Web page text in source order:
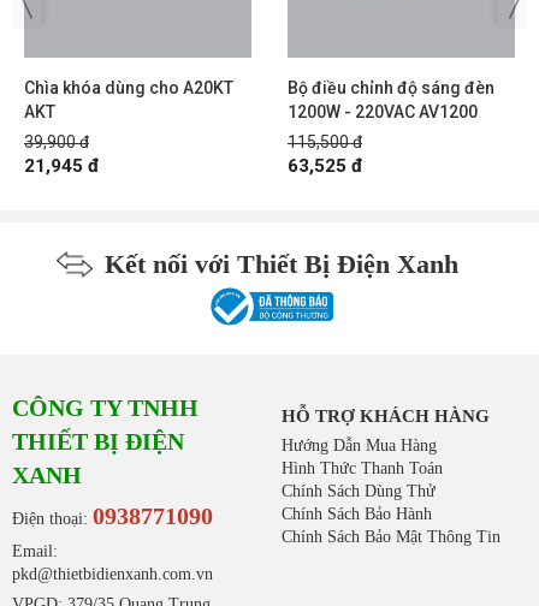
Chìa khóa dùng cho A20KT
AKT
39,900 đ
21,945 đ
Bộ điều chỉnh độ sáng đèn
1200W - 220VAC AV1200
115,500 đ
63,525 đ
Kết nối với Thiết Bị Điện Xanh
CÔNG TY TNHH
THIẾT BỊ ĐIỆN
XANH
Điện thoại: 0938771090
Email:
pkd@thietbidienxanh.com.vn
HỖ TRỢ KHÁCH HÀNG
Hướng Dẫn Mua Hàng
Hình Thức Thanh Toán
Chính Sách Dùng Thử
Chính Sách Bảo Hành
Chính Sách Bảo Mật Thông Tin